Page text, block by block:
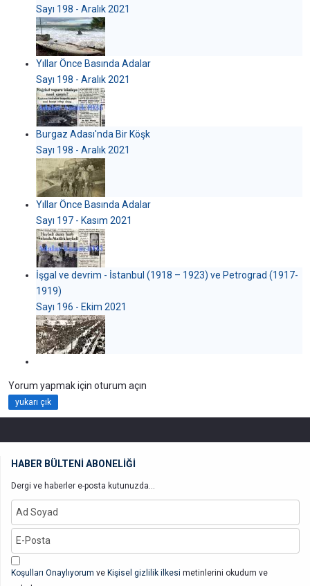
Sayı 198 - Aralık 2021
Yıllar Önce Basında Adalar
Sayı 198 - Aralık 2021
Burgaz Adası'nda Bir Köşk
Sayı 198 - Aralık 2021
Yıllar Önce Basında Adalar
Sayı 197 - Kasım 2021
İşgal ve devrim - İstanbul (1918 – 1923) ve Petrograd (1917-
1919)
Sayı 196 - Ekim 2021
Yorum yapmak için oturum açın
yukarı çık
HABER BÜLTENİ ABONELİĞİ
Dergi ve haberler e-posta kutunuzda...
Koşulları Onaylıyorum ve Kişisel gizlilik ilkesi metinlerini okudum ve